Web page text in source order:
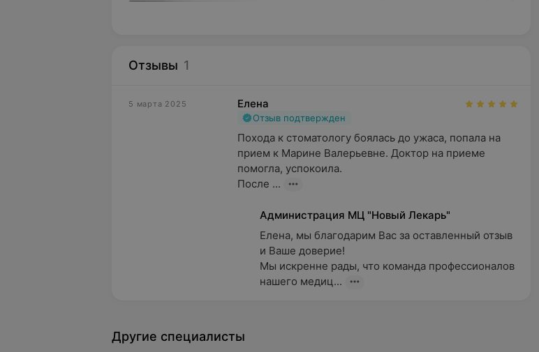
Отзывы 1
5 марта 2025 Елена
Отзыв подтвержден
Похода к стоматологу боялась до ужаса, попала на
прием к Марине Валерьевне. Доктор на приеме
помогла, успокоила.
После ...
Администрация МЦ "Новый Лекарь"
Елена, мы благодарим Вас за оставленный отзыв
и Ваше доверие!
Мы искренне рады, что команда профессионалов
нашего медиц...
Другие специалисты